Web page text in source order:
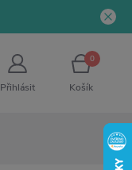
Přihlásit
0
Košík